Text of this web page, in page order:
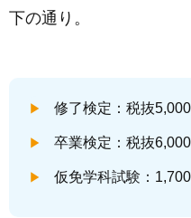
下の通り。
修了検定：税抜
卒業検定：税抜
仮免学科試験：